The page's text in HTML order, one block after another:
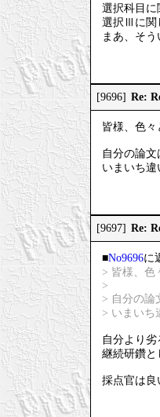
選択科目
選択Ⅲに関
まあ、そ
[9696] Re:
皆様、色々
自分の論
いまいち
[9697] Re:
■No9696に
> 皆様、色
>
> 自分の論
> いまいち
自分より
継続研鑽と
採点官は良